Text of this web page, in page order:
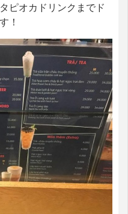
ピオカドリンクまでド
！